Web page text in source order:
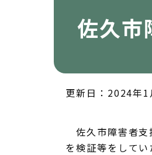
佐久市
更新日：2024年1
佐久市障害者支
を検証等をして